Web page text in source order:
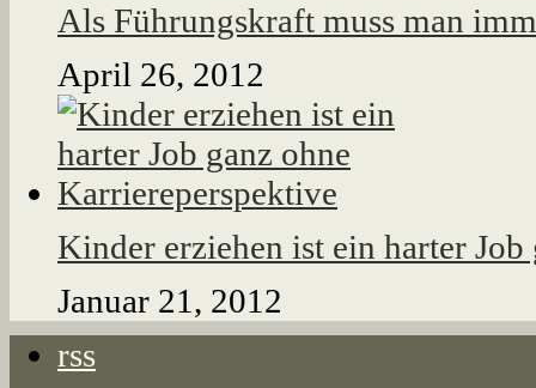
Als Führungskraft muss man
April 26, 2012
Kinder erziehen ist ein harter
Januar 21, 2012
rss